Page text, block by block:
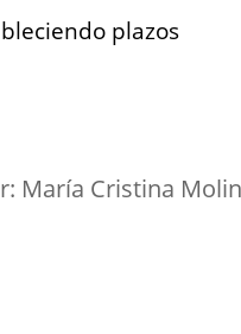
plazos
María Cristina